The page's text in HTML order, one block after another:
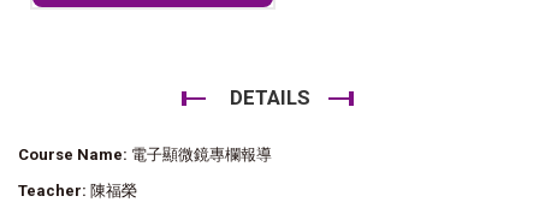
DETAILS
Course Name: 電子顯微鏡專欄報導
Teacher: 陳福榮